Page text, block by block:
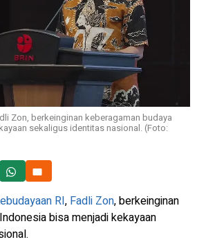
Zon, berkeinginan keberagaman budaya
sekaligus identitas nasional. (Foto:
RI, Fadli Zon, berkeinginan
Indonesia bisa menjadi kekayaan